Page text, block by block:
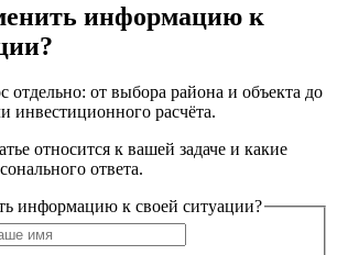
информацию к
отдельно: от выбора района и объекта до
инвестиционного расчёта.
относится к вашей задаче и какие
ответа.
информацию к своей ситуации?